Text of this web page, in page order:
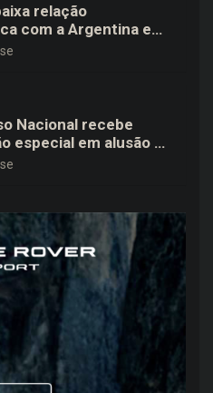
relação
com a Argentina e
em Brasília
Nacional recebe
especial em alusão ao
mês de